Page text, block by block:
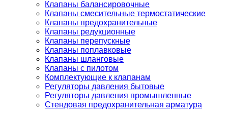
Клапаны балансировочные
Клапаны смесительные термостатические
Клапаны предохранительные
Клапаны редукционные
Клапаны перепускные
Клапаны поплавковые
Клапаны шланговые
Клапаны с пилотом
Комплектующие к клапанам
Регуляторы давления бытовые
Регуляторы давления промышленные
Стендовая предохранительная арматура